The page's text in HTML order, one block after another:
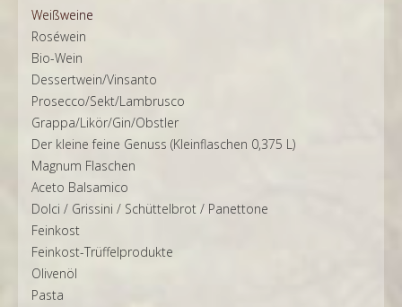
Weißweine
Roséwein
Bio-Wein
Dessertwein/Vinsanto
Prosecco/Sekt/Lambrusco
Grappa/Likör/Gin/Obstler
Der kleine feine Genuss (Kleinflaschen 0,375 L)
Magnum Flaschen
Aceto Balsamico
Dolci / Grissini / Schüttelbrot / Panettone
Feinkost
Feinkost-Trüffelprodukte
Olivenöl
Pasta